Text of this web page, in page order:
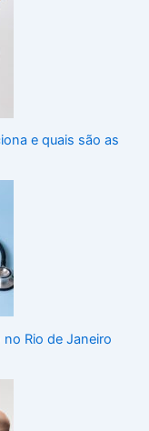
e quais são as
Rio de Janeiro